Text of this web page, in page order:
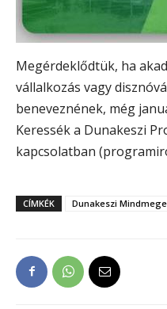
Megérdeklődtük, ha
vállalkozás vagy
beneveznének, még
Keressék a Dunakeszi
kapcsolatban
CÍMKÉK Dunakeszi